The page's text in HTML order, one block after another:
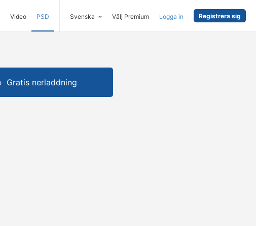
Video PSD Svenska Välj Premium Logga in Registrera sig
Gratis nerladdning